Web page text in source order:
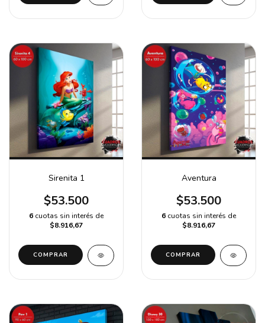
Sirenita 1
$53.500
6 cuotas sin interés de
$8.916,67
Aventura
$53.500
6 cuotas sin interés de
$8.916,67